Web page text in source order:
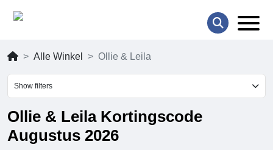
Alle Winkel Ollie & Leila
Show filters
Ollie & Leila Kortingscode
Augustus 2026